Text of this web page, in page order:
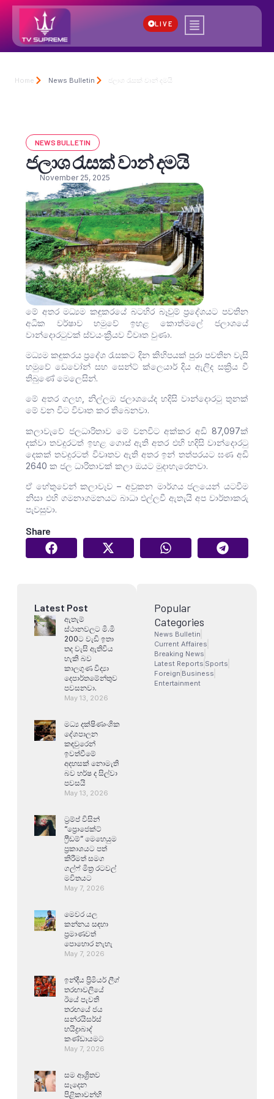
LIVE
Home News Bulletin ජලාශ රැසක් වාන් දමයි
NEWS BULLETIN
ජලාශ රැසක් වාන් දමයි
November 25, 2025
මේ අතර මධ්‍යම කඳුකරයේ බටහිර බෑවුම් ප්‍රදේශයට පවතින
අධික වර්ෂාව හමුවේ ඉහළ කොත්මලේ ජලාශයේ
වාන්දොරටුවක් ස්වයංක්‍රීයව විවෘත වුණා.
මධ්‍යම කඳුකරය ප්‍රදේශ රැසකට දින කිහිපයක් පුරා පවතින වැසි
හමුවේ ඩෙවෝන් සහ සෙන්ට් ක්ලෙයාර් දිය ඇලිද සක්‍රිය වී
තිබුණේ මෙලෙසින්.
මේ අතර ගලහ, නිල්ලඹ ජලාශයේද හදිසි වාන්දොරටු තුනක්
මේ වන විට විවෘත කර තිබෙනවා.
කලාවැවේ ජලධාරිතාව මේ වනවිට අක්කර අඩි 87,097ක්
දක්වා තවදුරටත් ඉහළ ගොස් ඇති අතර එහි හදිසි වාන්දොරටු
දෙකක් තවදුරටත් විවෘතව ඇති අතර ඉන් තත්පරයට ඝණ අඩි
2640 ක ජල ධාරිතාවක් කලා ඔයට මුදාහැරෙනවා.
ඒ හේතුවෙන් කලාවැව – අවුකන මාර්ගය ජලයෙන් යටවීම
නිසා එහි ගමනාගමනයට බාධා එල්ලවී ඇතැයි අප වාර්තාකරු
පැවසුවා.
Share
Latest Post
ඇතැම්
ස්ථානවලට මි.මි
200ට වැඩි ඉතා
තද වැසි ඇතිවිය
හැකි බව
කාලගුණ විද්‍යා
දෙපාර්තමේන්තුව
පවසනවා.
May 13, 2026
මධ්‍ය දක්ෂිණාංශික
දේශපාලන
කඳවුරෙන්
ඉවත්වීමේ
අදහසක් නොමැති
බව හර්ෂ ද සිල්වා
පවසයි
May 13, 2026
ට්‍රම්ප් විසින්
“ප්‍රොජෙක්ට්
ෆ්‍රීඩම්” මෙහෙයුම
ප්‍රකාශයට පත්
කිරීමත් සමග
ගල්ෆ් මිත්‍ර රටවල්
මවිතයට
May 7, 2026
මෙවර යල
කන්නය සඳහා
ප්‍රමාණවත්
පොහොර නැහැ
May 7, 2026
ඉන්දීය ප්‍රිමියර් ලීග්
තරඟාවලියේ
ඊයේ පැවති
තරඟයේ ජය
සන්රයිසර්ස්
හයිද්‍රාබාද්
කණ්ඩායමට
May 7, 2026
සම ආශ්‍රිතව
සෑදෙන
පිළිකාවන්හි
Popular
Categories
News Bulletin
Current Affaires
Breaking News
Latest Reports Sports
Foreign Business
Entertainment